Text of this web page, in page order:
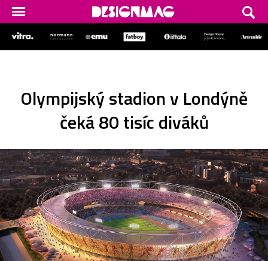
Olympijský stadion v Londýně
čeká 80 tisíc diváků